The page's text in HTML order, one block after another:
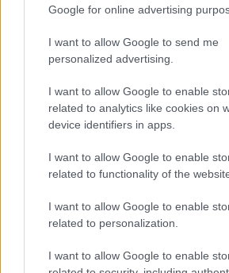
Google for online advertising
I want to allow Google to send me
personalized advertising.
I want to allow Google to enable
related to analytics like cookies on
device identifiers in apps.
I want to allow Google to enable
related to functionality of the
I want to allow Google to enable
related to personalization.
I want to allow Google to enable
Temné stránky chalúp:
10 najčastejších
vás môžu nepríjemne
prekvapiť
deň!
DOM